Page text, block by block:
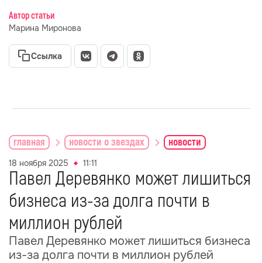
Автор статьи
Марина Миронова
Ссылка
главная новости о звездах новости
18 ноября 2025 11:11
Павел Деревянко может лишиться
бизнеса из-за долга почти в
миллион рублей
Павел Деревянко может лишиться бизнеса
из-за долга почти в миллион рублей